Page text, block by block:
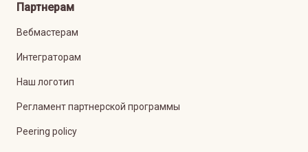
Партнерам
Вебмастерам
Интеграторам
Наш логотип
Регламент партнерской программы
Peering policy